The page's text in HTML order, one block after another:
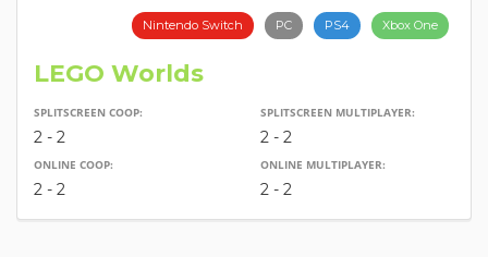
Nintendo Switch PC PS4 Xbox One
LEGO Worlds
SPLITSCREEN COOP:
2 - 2
SPLITSCREEN MULTIPLAYER:
2 - 2
ONLINE COOP:
2 - 2
ONLINE MULTIPLAYER:
2 - 2